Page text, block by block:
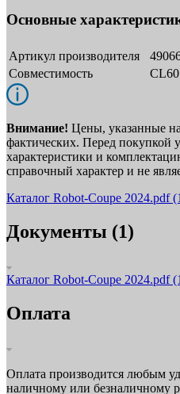
Основные
Артикул производителя
Совместимость
CL60
Внимание! Цены, указанные на
фактических. Перед покупкой
характеристики и
справочный характер и не
Каталог Robot-Coupe 2024.pdf
Документы (1)
Каталог Robot-Coupe 2024.pdf
Оплата
Оплата производится любым
наличному или безналичному